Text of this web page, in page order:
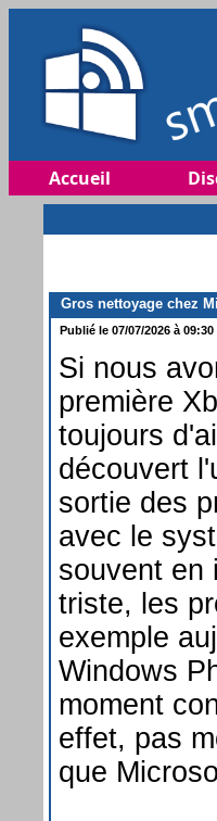
Accueil
Gros nettoyage chez
Publié le 07/07/2026 à
Si nous
première
toujours
découvert
sortie des
avec le
souvent en
triste, les
exemple
Windows
moment
effet, pas
que